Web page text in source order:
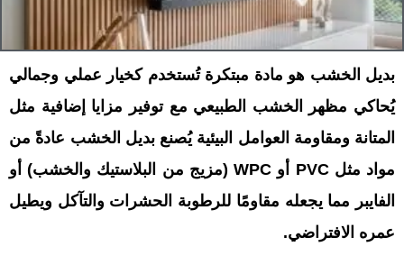
بديل الخشب هو مادة مبتكرة تُستخدم كخيار عملي وجمالي
يُحاكي مظهر الخشب الطبيعي مع توفير مزايا إضافية مثل
المتانة ومقاومة العوامل البيئية يُصنع بديل الخشب عادةً من
مواد مثل PVC أو WPC (مزيج من البلاستيك والخشب) أو
الفايبر مما يجعله مقاومًا للرطوبة الحشرات والتآكل ويطيل
عمره الافتراضي.